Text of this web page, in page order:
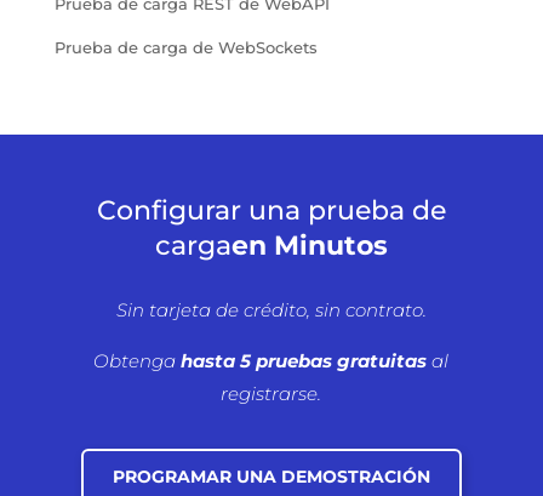
Prueba de carga de WebSockets
Configurar una prueba de
cargaen Minutos
Sin tarjeta de crédito, sin contrato.
Obtengahasta 5 pruebas gratuitas al
registrarse.
PROGRAMAR UNA DEMOSTRACIÓN